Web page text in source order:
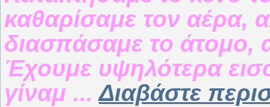
καθαρίσαμε τον αέρα,
διασπάσαμε το άτομο,
Έχουμε υψηλότερα
γίναμ ...Διαβάστε